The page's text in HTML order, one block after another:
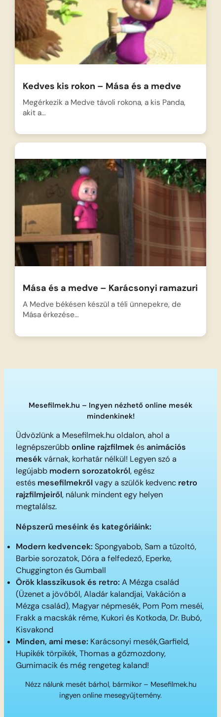
Kedves kis rokon – Mása és a medve
Megérkezik a Medve távoli rokona, a kis Panda,
akit a…
Mása és a medve – Karácsonyi ramazuri
A Medve békésen készül a téli ünnepekre, de
Mása érkezése…
Mesefilmek.hu – Ingyen nézhető online mesék
mindenkinek!
Üdvözlünk a Mesefilmek.hu oldalon, ahol a
legnépszerűbbonline rajzfilmekésanimációs
mesékvárnak, korhatár nélkül! Legyen szó a
legújabb modern sorozatokról, egész
estés mesefilmekről vagy a szülők kedvenc retro
rajzfilmjeiről, nálunk mindent egy helyen
megtalálsz.
Népszerű meséink és kategóriáink:
Modern kedvencek: Spongyabob, Sam a tűzoltó,
Barbie sorozatok, Dóra a felfedező, Eperke,
Chuggington és Gumball
Örök klasszikusok és retro: A Mézga család
(Üzenet a jövőből, Aladár kalandjai, Vakáción a
Mézga család), Magyar népmesék, Pom Pom meséi,
Frakk a macskák réme, Kukori és Kotkoda, Dr. Bubó,
Kisvakond
Minden, ami mese: Karácsonyi mesék,Garfield,
Hupikék törpikék, Thomas a gőzmozdony,
Gumimacik és még rengeteg kaland!
Nézz nálunk mesét bárhol, bármikor – Mesefilmek.hu
ingyen online mesegyűjtemény.